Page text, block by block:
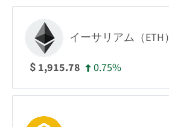
イーサリアム（ETH）
$ 1,915.78 0.75%